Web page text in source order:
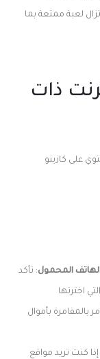
لعبة ممتعة بما
ذات
على كازينو
المحمول: تأكد
اخترتها
بالمقامرة بأموال
إذا كنت تريد مواقع